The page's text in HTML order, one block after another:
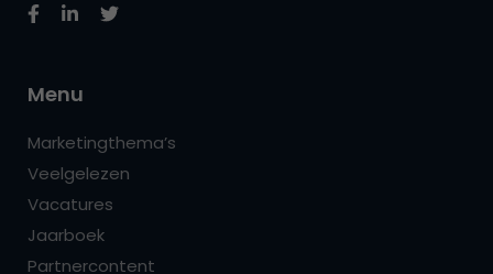
Menu
Marketingthema’s
Veelgelezen
Vacatures
Jaarboek
Partnercontent